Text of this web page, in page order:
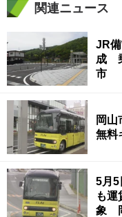
関連ニュース
JR
成
市
岡
無料
5月
も
象